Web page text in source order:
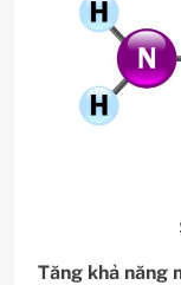
Tăng khả năng